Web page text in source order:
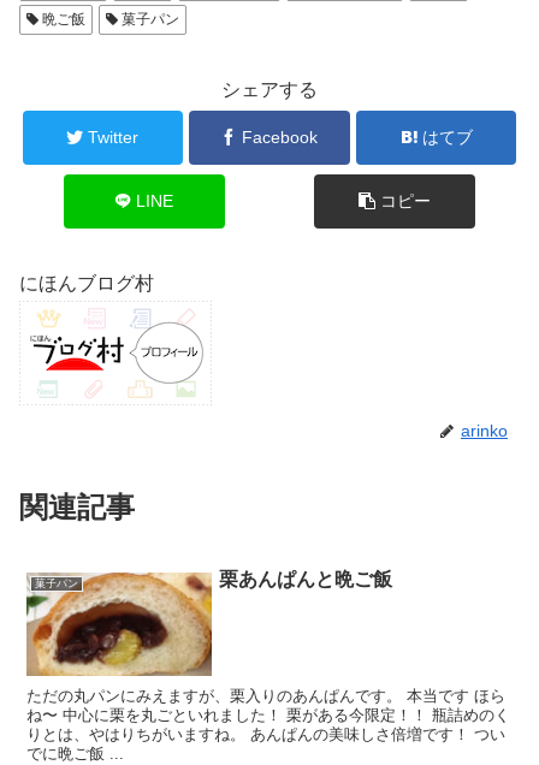
晩ご飯 菓子パン
シェアする
Twitter Facebook はてブ
LINE コピー
にほんブログ村
arinko
関連記事
菓子パン 栗あんぱんと晩ご飯
ただの丸パンにみえますが、栗入りのあんぱんです。 本当です ほら
ね〜 中心に栗を丸ごといれました！ 栗がある今限定！！ 瓶詰めのく
りとは、やはりちがいますね。 あんぱんの美味しさ倍増です！ つい
でに晩ご飯 ...